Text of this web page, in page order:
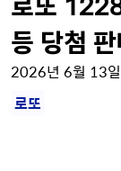
등 당첨
2026년 6월 13일
로또